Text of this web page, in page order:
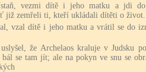
vezmi dítě i jeho matku a jdi do
již zemřeli ti, kteří ukládali dítěti o
vzal dítě i jeho matku a vrátil se do
že Archelaos kraluje v Judsku
se tam jít; ale na pokyn ve snu se